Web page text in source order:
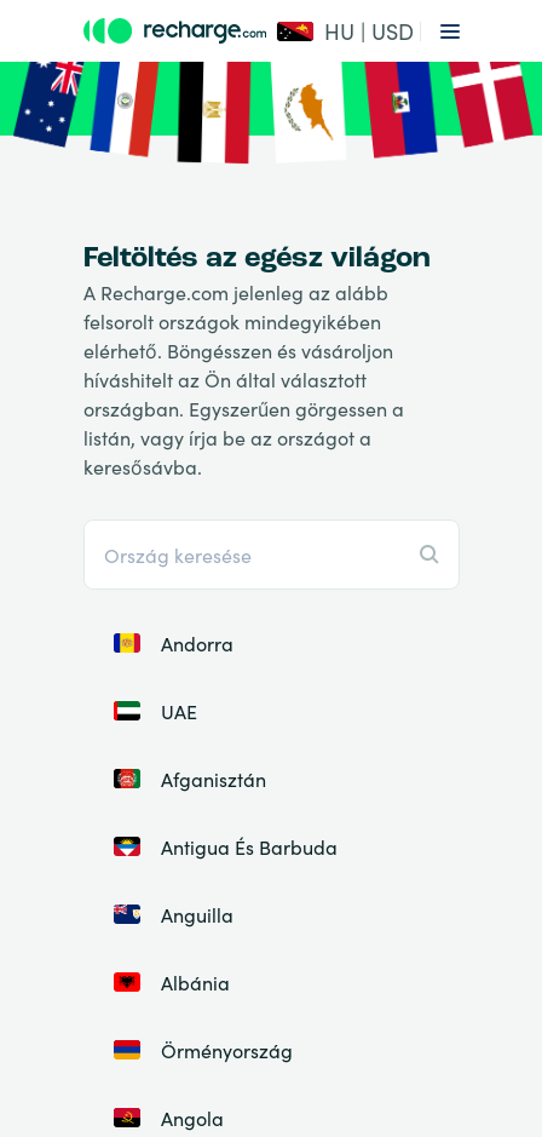
HU | USD
Feltöltés az egész világon
A Recharge.com jelenleg az alább
felsorolt országok mindegyikében
elérhető. Böngésszen és vásároljon
híváshitelt az Ön által választott
országban. Egyszerűen görgessen a
listán, vagy írja be az országot a
keresősávba.
Andorra
UAE
Afganisztán
Antigua És Barbuda
Anguilla
Albánia
Örményország
Angola